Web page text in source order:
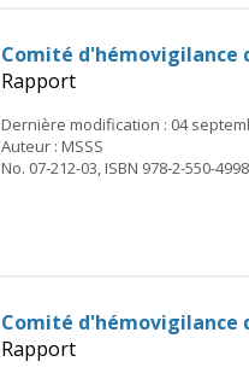
Comité d'hémovigilance
Rapport
Dernière modification : 04
Auteur : MSSS
No. 07-212-03, ISBN 978-2-550-
Comité d'hémovigilance
Rapport